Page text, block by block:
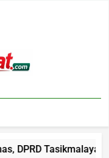
Tasikmalaya